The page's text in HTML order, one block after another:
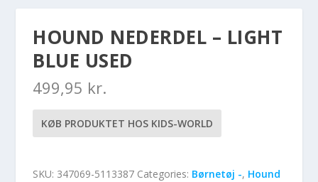
HOUND NEDERDEL – LIGHT
BLUE USED
499,95 kr.
KØB PRODUKTET HOS KIDS-WORLD
SKU: 347069-5113387 Categories: Børnetøj -, Hound